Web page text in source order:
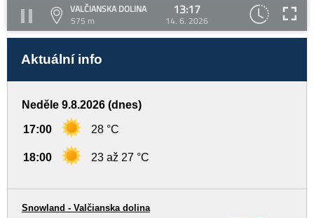
VALČIANSKA DOLINA
575 m
13:17
14. 6. 2026
Aktuální info
Neděle 9.8.2026 (dnes)
17:00 28 °C
18:00 23 až 27 °C
Snowland - Valčianska dolina